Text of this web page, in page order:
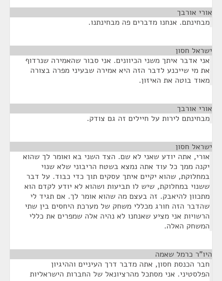
אורי אורבך
מבחינתם. אנחנו מדברים פה מבחינתנו.
ישראל חסון
אני אדבר איתך משני הכיוונים. אני סבור שהאמירה שנרדוף
את מי שייכנע לדבר הזה היא אמירה שבעיני מפרה בצורה
מאוד בוטה את האיזון.
אורי אורבך
מבחינתם לירות על חיילים זה גם צודק.
ישראל חסון
אורי, אתה יודע שאני לא שם. הצד השני בא ואומר לך שהוא
יקנה ממך כל עוד אתה נמצא בשטח הריבוני שלא שנוי
במחלוקת, שהוא יקיים איתך עסקים תוך כדי כבוד. על דבר
ששנוי במחלוקת, שיש לו תביעות ושהוא לא יודע לקדם הוא
מתכוון להיאבק. זה בעצם מה שהוא אומר לך. אם תגיד לי
שהדבר הזה חורג מכללי משחק של מערכת היחסים בין שתי
הרשויות אני מציע שאנחנו לא נהיה אלה שמפרים את כללי
המשחק האלה.
היו"ר כרמל שאמה
חבר הכנסת חסון, אתה מדבר דרך העיניים וההיגיון
הפלסטיני. אני מסתכל מהרציונאל של החברות הישראליות